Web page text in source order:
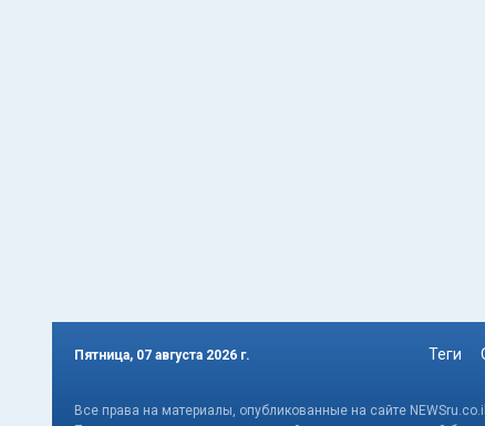
Пятница, 07 августа 2026 г. Теги
Все права на материалы, опубликованные на сайте